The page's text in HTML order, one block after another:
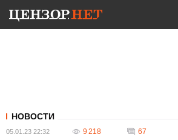
НОВОСТИ
05.01.23 22:32 9 218 67